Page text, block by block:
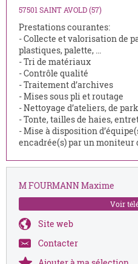
57501 SAINT AVOLD (57)
Prestations courantes:
- Collecte et valorisation de
plastiques, palette, ...
- Tri de matériaux
- Contrôle qualité
- Traitement d’archives
- Mises sous pli et routage
- Nettoyage d’ateliers, de
- Tonte, tailles de haies,
- Mise à disposition
encadrée(s) par un moniteur
M FOURMANN Maxime
Voir
Site web
Contacter